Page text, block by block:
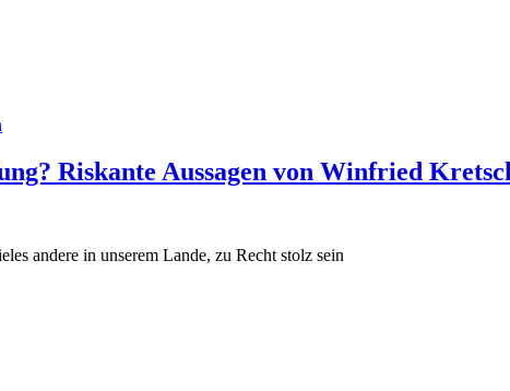
Riskante Aussagen von Winfried
andere in unserem Lande, zu Recht stolz sein